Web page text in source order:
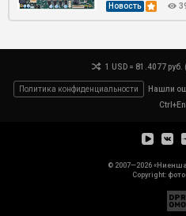
Новость
1 USD = 81.4077
Политика конфиденциальности
Нашли
© 2007—2026
Copyright: